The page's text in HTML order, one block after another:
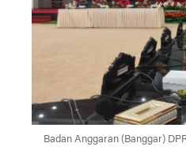
Badan Anggaran (Banggar)